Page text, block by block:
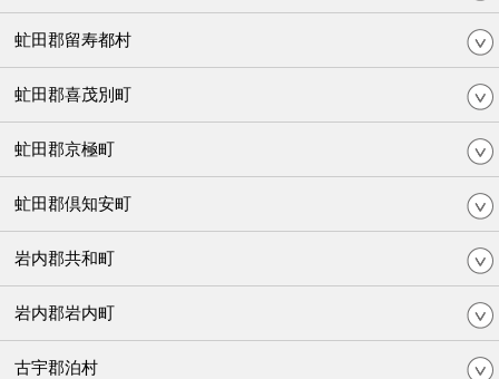
虻田郡留寿都村
虻田郡喜茂別町
虻田郡京極町
虻田郡倶知安町
岩内郡共和町
岩内郡岩内町
古宇郡泊村